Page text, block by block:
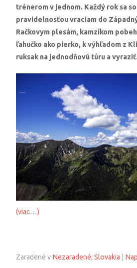
trénerom v jednom. Každý rok sa
pravidelnosťou vraciam do
Račkovym plesám, kamzíkom
ľahučko ako pierko, k výhľadom z
ruksak na jednodňovú túru a vyraziť.
(viac…)
Zaradené v Nezaradené,Slovakia